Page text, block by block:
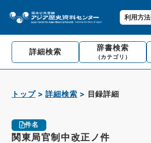
利用方法
詳細検索 辞書検索
（カテゴリ）
トップ 詳細検索 目録詳細
件名
関東局官制中改正ノ件